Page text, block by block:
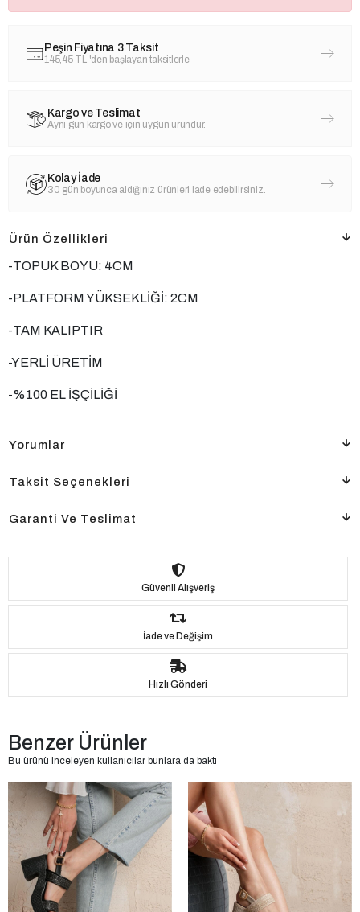
Peşin Fiyatına 3 Taksit
145,45 TL 'den başlayan taksitlerle
Kargo ve Teslimat
Aynı gün kargo ve için uygun üründür.
Kolay İade
30 gün boyunca aldığınız ürünleri iade edebilirsiniz.
Ürün Özellikleri
-TOPUK BOYU: 4CM
-PLATFORM YÜKSEKLİĞİ: 2CM
-TAM KALIPTIR
-YERLİ ÜRETİM
-%100 EL İŞÇİLİĞİ
Yorumlar
Taksit Seçenekleri
Garanti Ve Teslimat
Güvenli Alışveriş
İade ve Değişim
Hızlı Gönderi
Benzer Ürünler
Bu ürünü inceleyen kullanıcılar bunlara da baktı